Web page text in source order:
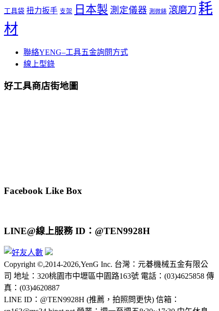
工具袋 扭力扳手 支架 日本製 測定儀器 測微錶 滾磨刀 耗
材
聯絡YENG–工具五金詢問方式
線上型錄
好工具商店街地圖
Facebook Like Box
LINE@線上服務 ID：@TEN9928H
Copyright ©,2014-2026,YenG Inc. 台灣：元碁機械五金有限公
司 地址：320桃園市中壢區中園路163號 電話：(03)4625858 傳
真：(03)4620887
LINE ID：@TEN9928H (推薦，拍照問更快) 信箱：